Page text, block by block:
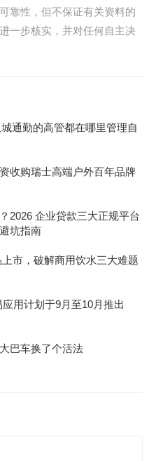
靠性，但不保证有关资料的
一步核实，并对任何自主决
通勤的高管都在哪里管理自
收购瑞士高端户外百年品牌
2026 企业贷款三大正规平台
坑指南
市，破解商用饮水三大难题
用计划于9月至10月推出
巴车换了个活法